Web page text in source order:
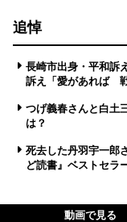
追悼
長崎市出身・平和訴
訴え「愛があれば
つげ義春さんと白土
は？
死去した丹羽宇一郎
ど読書』ベストセラ
動画で見る